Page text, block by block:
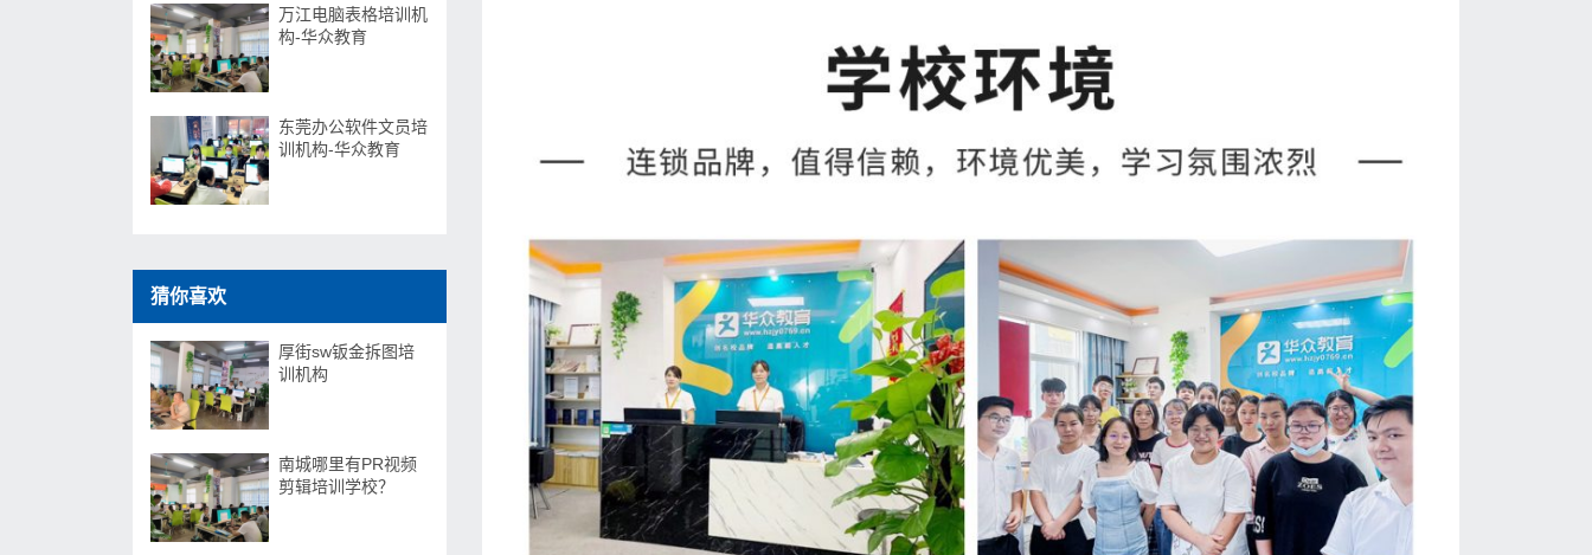
万江电脑表格培训机
构-华众教育
东莞办公软件文员培
训机构-华众教育
猜你喜欢
厚街sw钣金拆图培
训机构
南城哪里有PR视频
剪辑培训学校？